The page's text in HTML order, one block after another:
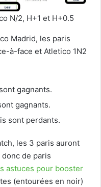
N/2, H+1 et H+0.5
Madrid, les paris
à-face et Atletico 1N2
gagnants.
gagnants.
sont perdants.
les 3 paris auront
de paris
astuces pour booster
(entourées en noir)